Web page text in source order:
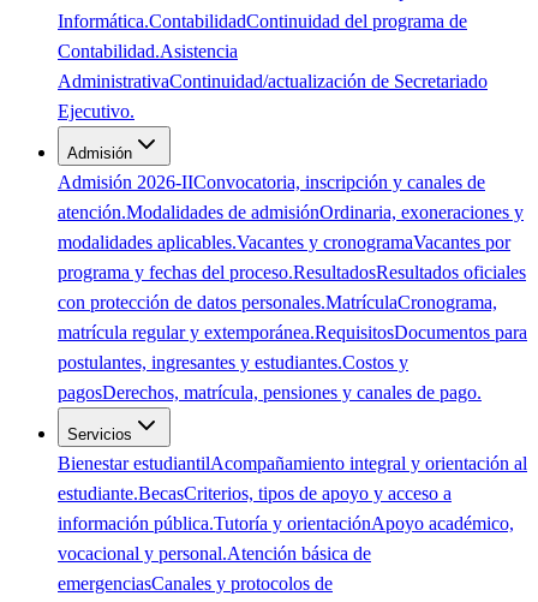
Informática.ContabilidadContinuidad del programa de
Contabilidad.Asistencia
AdministrativaContinuidad/actualización de Secretariado
Ejecutivo.
Admisión
Admisión 2026-IIConvocatoria, inscripción y canales de
atención.Modalidades de admisiónOrdinaria, exoneraciones y
modalidades aplicables.Vacantes y cronogramaVacantes por
programa y fechas del proceso.ResultadosResultados oficiales
con protección de datos personales.MatrículaCronograma,
matrícula regular y extemporánea.RequisitosDocumentos para
postulantes, ingresantes y estudiantes.Costos y
pagosDerechos, matrícula, pensiones y canales de pago.
Servicios
Bienestar estudiantilAcompañamiento integral y orientación al
estudiante.BecasCriterios, tipos de apoyo y acceso a
información pública.Tutoría y orientaciónApoyo académico,
vocacional y personal.Atención básica de
emergenciasCanales y protocolos de